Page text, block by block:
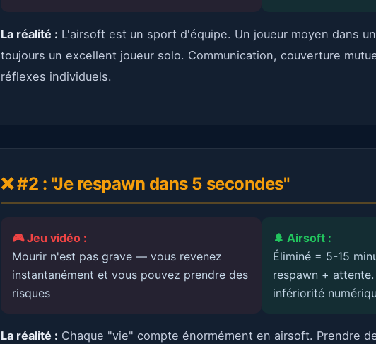
La réalité : L'airsoft est un sport d'équipe. Un joueur moyen dans
toujours un excellent joueur solo. Communication, couverture
réflexes individuels.
❌ #2 : "Je respawn dans 5 secondes"
🎮 Jeu vidéo :
Mourir n'est pas grave — vous revenez
instantanément et vous pouvez prendre des
risques
🌲 Airsoft :
Éliminé = 5-15
respawn +
infériorité
La réalité : Chaque "vie" compte énormément en airsoft. Prendre